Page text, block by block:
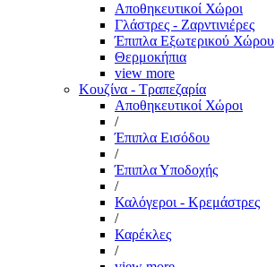
Αποθηκευτικοί Χώροι
Γλάστρες - Ζαρντινιέρες
Έπιπλα Εξωτερικού Χώρου
Θερμοκήπια
view more
Κουζίνα - Τραπεζαρία
Αποθηκευτικοί Χώροι
/
Έπιπλα Εισόδου
/
Έπιπλα Υποδοχής
/
Καλόγεροι - Κρεμάστρες
/
Καρέκλες
/